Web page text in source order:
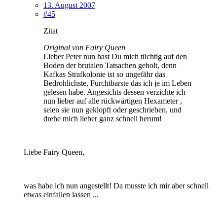
13. August 2007
#45
Zitat
Original von Fairy Queen
Lieber Peter nun hast Du mich tüchtig auf den
Boden der brutalen Tatsachen geholt, denn
Kafkas Strafkolonie ist so ungefähr das
Bedrohlichste, Furchtbarste das ich je im Leben
gelesen habe. Angesichts dessen verzichte ich
nun lieber auf alle rückwärtigen Hexameter ,
seien sie nun geklopft oder geschrieben, und
drehe mich lieber ganz schnell herum!
Liebe Fairy Queen,
was habe ich nun angestellt! Da musste ich mir aber schnell
etwas einfallen lassen ...